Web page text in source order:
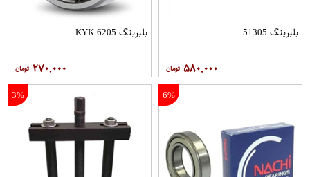
بلبرینگ 51305
۵۸۰,۰۰۰
بلبرینگ 6205 KYK
۲۷۰,۰۰۰
6%
3%